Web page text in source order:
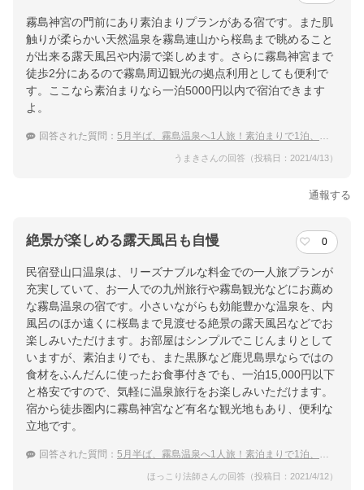
霧島神宮の門前にあり素泊まりプランがある宿です。また肌
触りが柔らかい天然温泉を霧島連山から桜島まで眺めること
が出来る露天風呂や内湯で楽しめます。さらに霧島神宮まで
徒歩2分にあるので霧島周辺観光の拠点利用としても便利で
す。ここなら素泊まりなら一泊5000円以内で宿泊できます
よ。
回答された質問： 5月半ば、霧島温泉へ1人旅！素泊まりで1泊、あるいは連泊で温泉が楽しみやすい宿
うまきさんの回答（投稿日：2021/4/13）
通報する
絶景が楽しめる露天風呂も自慢 0
民宿登山口温泉は、リーズナブルな料金での一人旅プランが
充実していて、お一人での九州旅行や霧島観光などにお薦め
な霧島温泉の宿です。小さいながらも効能豊かな温泉を、内
風呂のほか遠くに桜島まで見渡せる絶景の露天風呂などでお
楽しみいただけます。お部屋はシンプルでこじんまりとして
いますが、素泊まりでも、また黒豚など鹿児島県ならではの
食材をふんだんに使ったお食事付きでも、一泊15,000円以下
と格安ですので、気軽に温泉旅行をお楽しみいただけます。
宿から徒歩圏内に霧島神宮など有名な観光地もあり、便利な
立地です。
回答された質問： 5月半ば、霧島温泉へ1人旅！素泊まりで1泊、あるいは連泊で温泉が楽しみやすい宿
ほっこり法師さんの回答（投稿日：2021/4/12）